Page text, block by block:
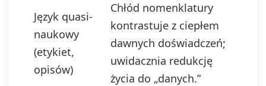
Język quasi-
naukowy
(etykiet,
opisów)
Chłód nomenklatury
kontrastuje z ciepłem
dawnych doświadczeń;
uwidacznia redukcję
życia do „danych.”